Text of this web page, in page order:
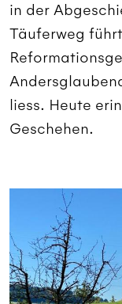
in der
Täuferweg
liess. Heute
Geschehen.